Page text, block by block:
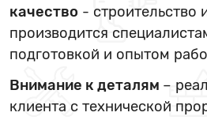
качество - строительство
производится
подготовкой и опытом
Внимание к деталям –
клиента с технической